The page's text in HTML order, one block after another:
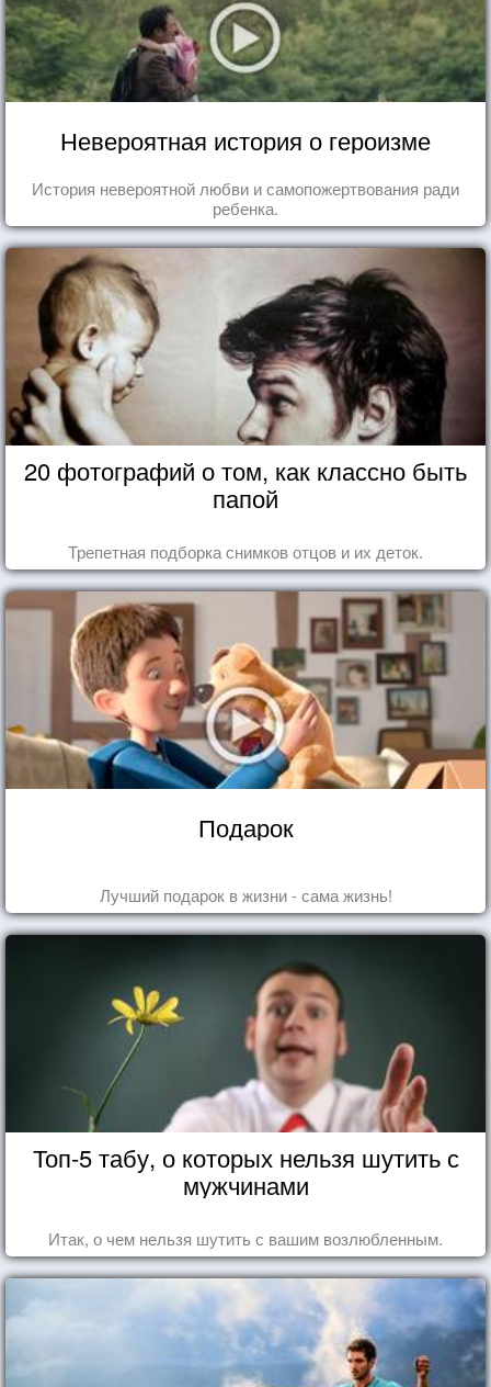
Невероятная история о героизме
История невероятной любви и самопожертвования ради
ребенка.
20 фотографий о том, как классно быть
папой
Трепетная подборка снимков отцов и их деток.
Подарок
Лучший подарок в жизни - сама жизнь!
Топ-5 табу, о которых нельзя шутить с
мужчинами
Итак, о чем нельзя шутить с вашим возлюбленным.